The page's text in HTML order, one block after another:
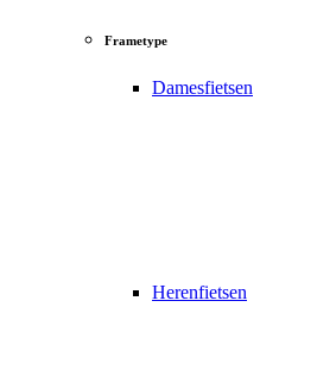
Frametype
Damesfietsen
Herenfietsen